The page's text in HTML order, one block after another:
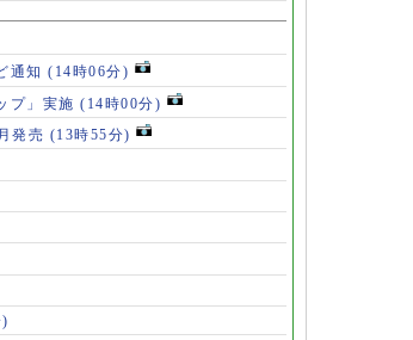
通知 (14時06分)
プ」実施 (14時00分)
発売 (13時55分)